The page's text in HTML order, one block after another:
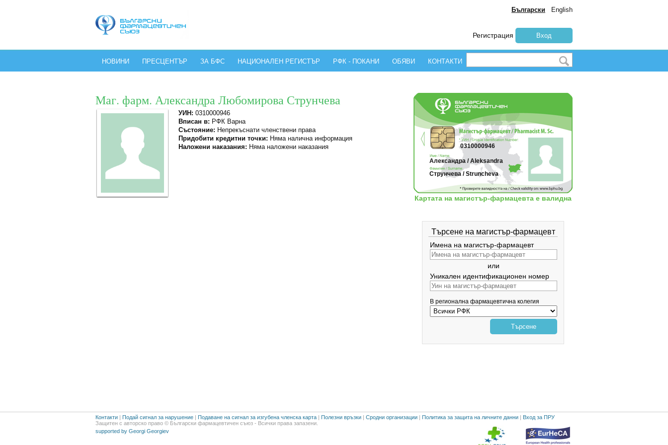
Български English
Регистрация Вход
НОВИНИ ПРЕСЦЕНТЪР ЗА БФС НАЦИОНАЛЕН РЕГИСТЪР РФК - ПОКАНИ ОБЯВИ КОНТАКТИ
Маг. фарм. Александра Любомирова Струнчева
УИН: 0310000946
Вписан в: РФК Варна
Състояние: Непрекъснати членствени права
Придобити кредитни точки: Няма налична информация
Наложени наказания: Няма наложени наказания 0310000946
Александра / Aleksandra
Струнчева / Struncheva
Картата на магистър-фармацевта е валидна
Търсене на магистър-фармацевт
Имена на магистър-фармацевт
или
Уникален идентификационен номер
В регионална фармацевтична колегия
Търсене
Контакти | Подай сигнал за нарушение | Подаване на сигнал за изгубена членска карта | Полезни връзки | Сродни организации | Политика за защита на личните данни | Вход за ПРУ
Защитен с авторско право © Български фармацевтичен съюз - Всички права запазени.
supported by Georgi Georgiev